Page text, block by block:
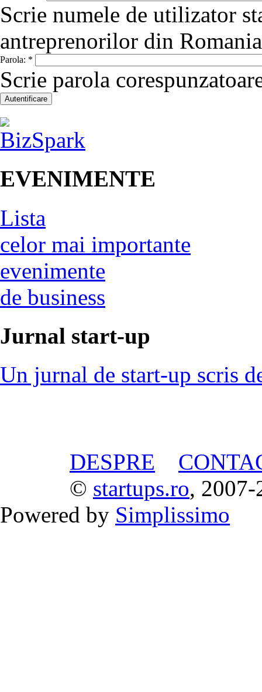
Scrie numele de utilizator
antreprenorilor din
Parola: *
Scrie parola
EVENIMENTE
Lista
celor mai importante
evenimente
de business
Jurnal start-up
Un jurnal de start-up scris
DESPRE
© startups.ro, 2007-
Powered by Simplissimo